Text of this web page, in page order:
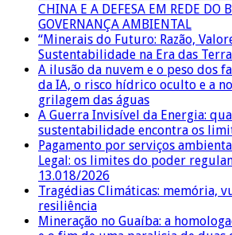
CHINA E A DEFESA EM REDE DO
GOVERNANÇA AMBIENTAL
“Minerais do Futuro: Razão,
Sustentabilidade na Era das
A ilusão da nuvem e o peso dos
da IA, o risco hídrico oculto e a
grilagem das águas
A Guerra Invisível da Energia:
sustentabilidade encontra os
Pagamento por serviços
Legal: os limites do poder
13.018/2026
Tragédias Climáticas: memória,
resiliência
Mineração no Guaíba: a